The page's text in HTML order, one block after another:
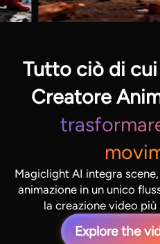
Tutto ciò di
Creatore
Magiclight AI integra
animazione in un unico
la creazione video
Explore the